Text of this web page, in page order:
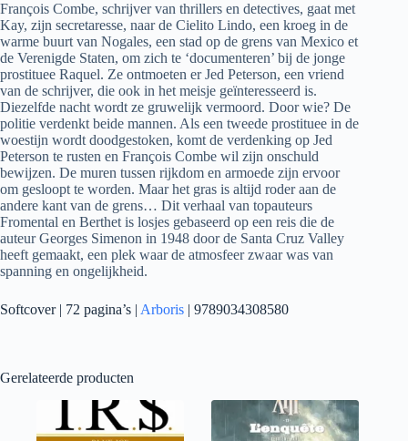
François Combe, schrijver van thrillers en detectives, gaat met
Kay, zijn secretaresse, naar de Cielito Lindo, een kroeg in de
warme buurt van Nogales, een stad op de grens van Mexico et
de Verenigde Staten, om zich te ‘documenteren’ bij de jonge
prostituee Raquel. Ze ontmoeten er Jed Peterson, een vriend
van de schrijver, die ook in het meisje geïnteresseerd is.
Diezelfde nacht wordt ze gruwelijk vermoord. Door wie? De
politie verdenkt beide mannen. Als een tweede prostituee in de
woestijn wordt doodgestoken, komt de verdenking op Jed
Peterson te rusten en François Combe wil zijn onschuld
bewijzen. De muren tussen rijkdom en armoede zijn ervoor
om gesloopt te worden. Maar het gras is altijd roder aan de
andere kant van de grens… Dit verhaal van topauteurs
Fromental en Berthet is losjes gebaseerd op een reis die de
auteur Georges Simenon in 1948 door de Santa Cruz Valley
heeft gemaakt, een plek waar de atmosfeer zwaar was van
spanning en ongelijkheid.
Softcover | 72 pagina’s | Arboris | 9789034308580
Gerelateerde producten